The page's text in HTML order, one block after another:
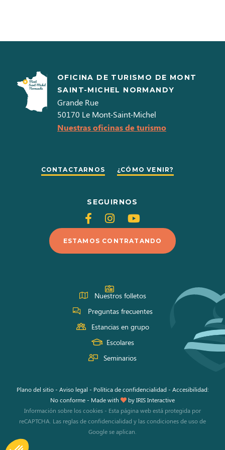
OFICINA DE TURISMO DE MONT
SAINT-MICHEL NORMANDY
Grande Rue
50170 Le Mont-Saint-Michel
Nuestras oficinas de turismo
CONTACTARNOS ¿CÓMO VENIR?
SEGUIRNOS
Siganos
en
Facebook
Siganos
en
Instagram
Siganos
en
Youtube
ESTAMOS CONTRATANDO
Nuestros folletos
Preguntas frecuentes
Estancias en grupo
Escolares
Seminarios
Plano del sitio- Aviso legal - Política de confidencialidad - Accesibilidad:
No conforme- Made with byIRIS Interactive
Información sobre los cookies - Esta página web está protegida por
reCAPTCHA. Las reglas de confidencialidad y lascondiciones de usode
Google se aplican.